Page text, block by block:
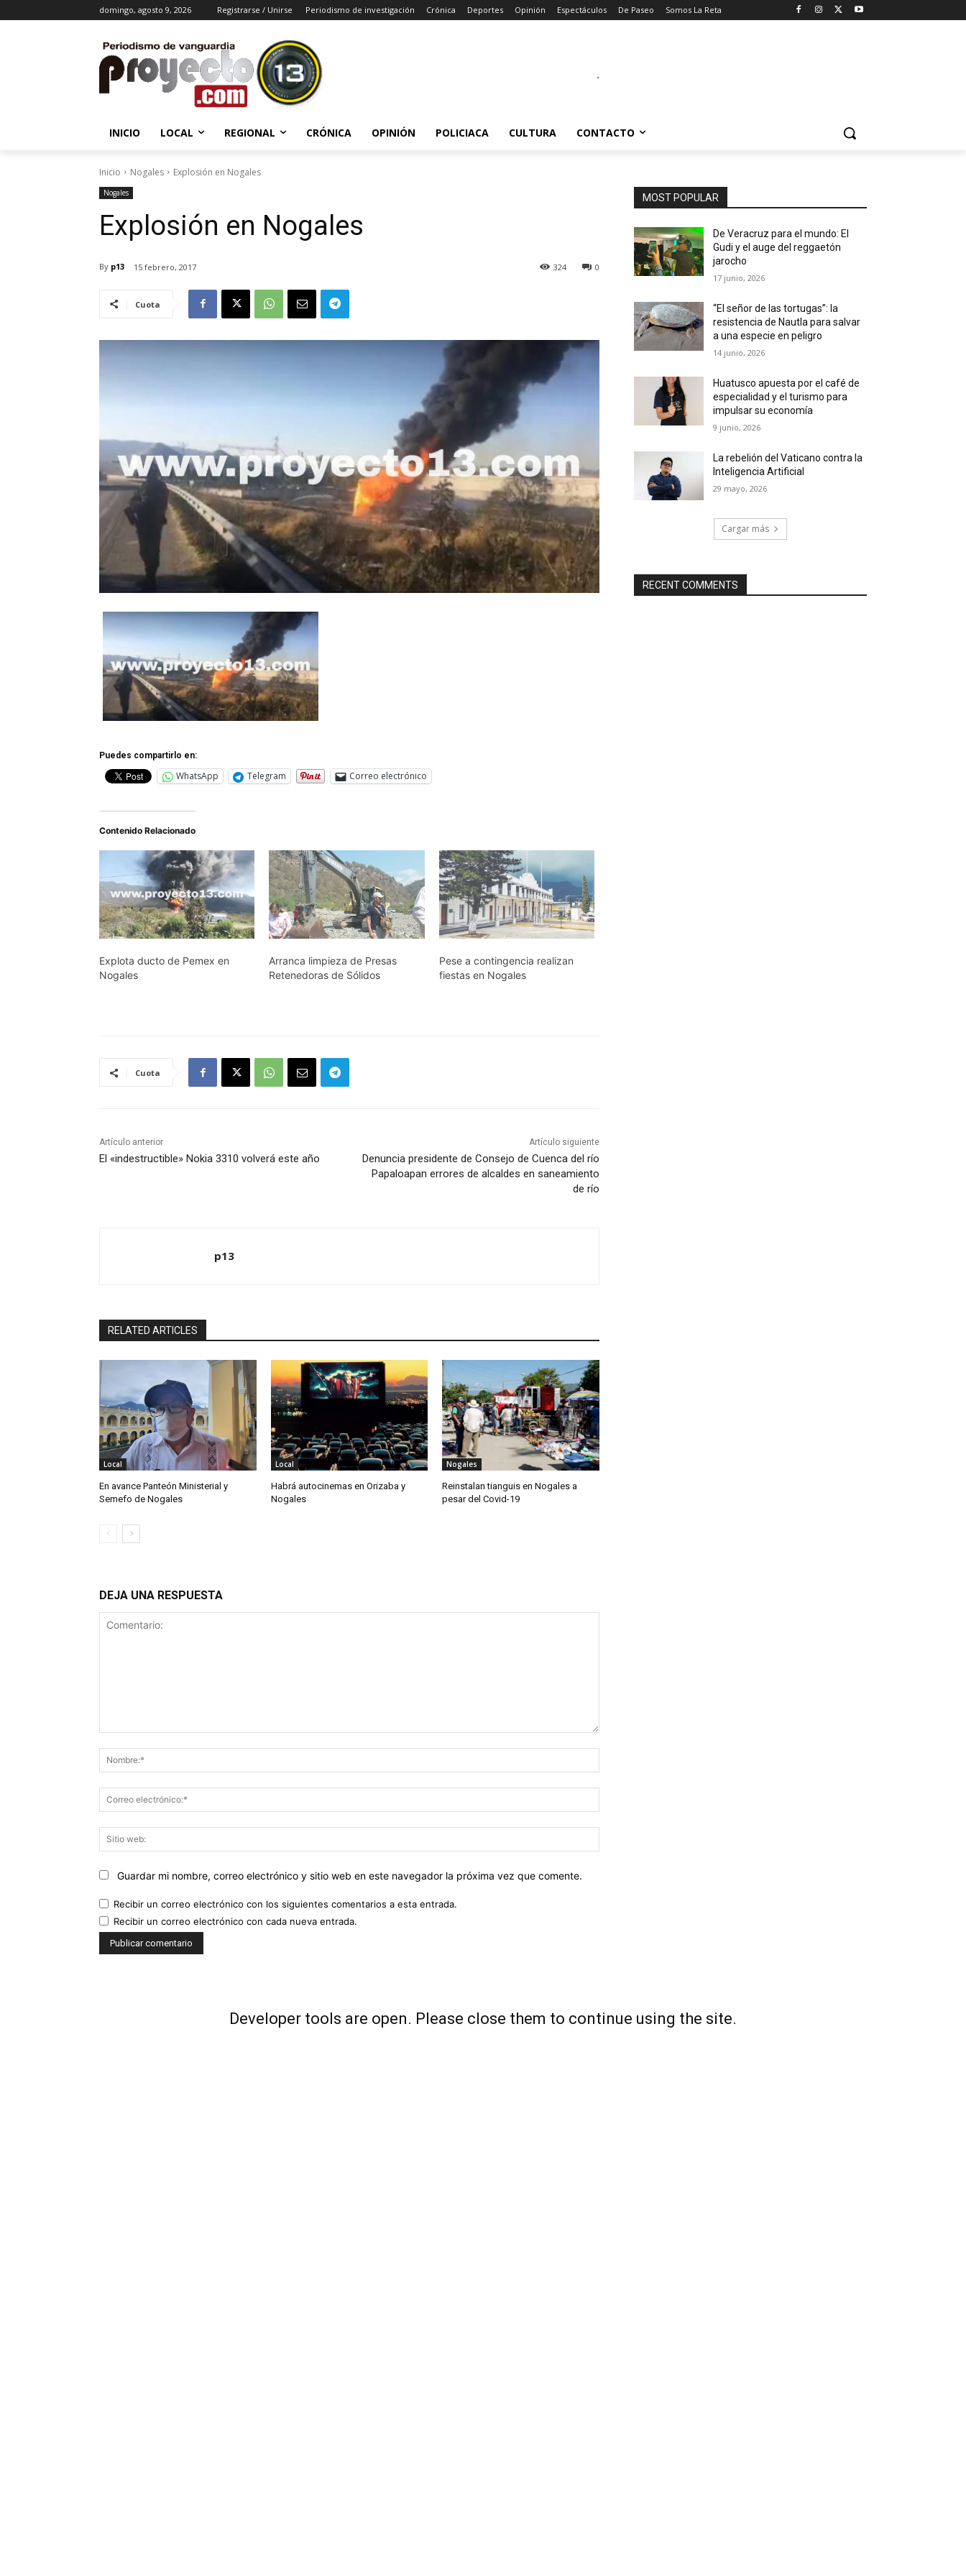
domingo, agosto 9, 2026 Registrarse / Unirse Periodismo de investigación Crónica Deportes Opinión Espectáculos De Paseo Somos La Reta
.
INICIO LOCAL REGIONAL CRÓNICA OPINIÓN POLICIACA CULTURA CONTACTO
Inicio Nogales Explosión en Nogales
Nogales
Explosión en Nogales
By p13 15 febrero, 2017 0
324
Cuota
Puedes compartirlo en:
WhatsApp Telegram Correo electrónico
Contenido Relacionado
Explota ducto de Pemex en
Nogales
Arranca limpieza de Presas
Retenedoras de Sólidos
Pese a contingencia realizan
fiestas en Nogales
Cuota
Artículo anterior
El «indestructible» Nokia 3310 volverá este año
Artículo siguiente
Denuncia presidente de Consejo de Cuenca del río
Papaloapan errores de alcaldes en saneamiento
de río
p13
RELATED ARTICLES
Local
En avance Panteón Ministerial y
Semefo de Nogales
Local
Habrá autocinemas en Orizaba y
Nogales
Nogales
Reinstalan tianguis en Nogales a
pesar del Covid-19
DEJA UNA RESPUESTA
electrónico:*
web:
Guardar mi nombre, correo electrónico y sitio web en este navegador la próxima vez que comente.
Recibir un correo electrónico con los siguientes comentarios a esta entrada.
Recibir un correo electrónico con cada nueva entrada.
MOST POPULAR
De Veracruz para el mundo: El
Gudi y el auge del reggaetón
jarocho
17 junio, 2026
“El señor de las tortugas”: la
resistencia de Nautla para salvar
a una especie en peligro
14 junio, 2026
Huatusco apuesta por el café de
especialidad y el turismo para
impulsar su economía
9 junio, 2026
La rebelión del Vaticano contra la
Inteligencia Artificial
29 mayo, 2026
Cargar más
RECENT COMMENTS